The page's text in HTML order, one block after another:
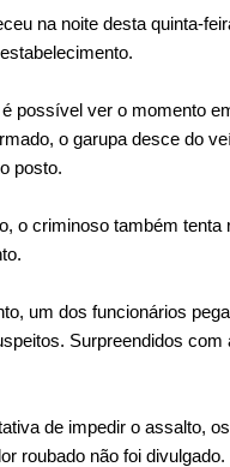
na noite desta quinta-
possível ver o momento
o garupa desce do
posto.
o criminoso também
um dos funcionários
Surpreendidos
de impedir o assalto,
roubado não foi divulgado.